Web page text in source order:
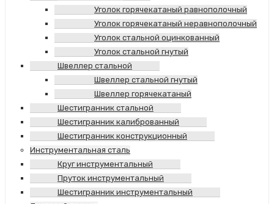
Уголок горячекатаный равнополочный
Уголок горячекатаный неравнополочный
Уголок стальной оцинкованный
Уголок стальной гнутый
Швеллер стальной
Швеллер стальной гнутый
Швеллер горячекатаный
Шестигранник стальной
Шестигранник калиброванный
Шестигранник конструкционный
Инструментальная сталь
Круг инструментальный
Пруток инструментальный
Шестигранник инструментальный